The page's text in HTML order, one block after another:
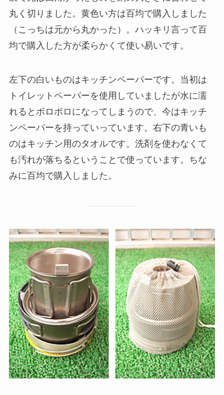
丸く切りました。黄色い方は百均で購入しました
（こっちは元から丸かった）。ハッキリ言って百
均で購入した方が柔らかくて使い易いです。
左下の白いものはキッチンペーパーです。当初は
トイレットペーパーを使用していましたが水に濡
れるとボロボロになってしまうので、今はキッチ
ンペーパーを持っていっています。右下の青いも
のはキッチン用のタオルです。洗剤を使わなくて
も汚れが落ちるということで使っています。ちな
みに百均で購入しました。